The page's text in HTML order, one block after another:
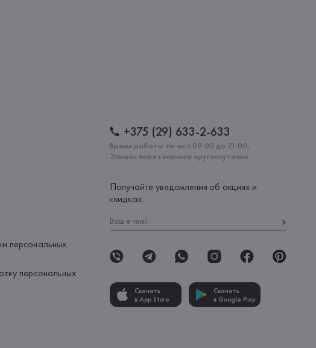
персональных
персональных
+375 (29) 633-2-633
Время работы: пн-вс с 09:00 до 21:00,
Заказы через корзину круглосуточно
Получайте уведомления об акциях и
скидках:
Скачать
в App Store
Скачать
в Google Play